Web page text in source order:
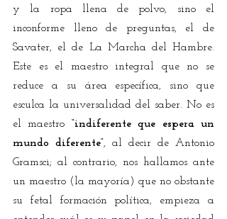
y la ropa llena de polvo, sino el
inconforme lleno de preguntas, el de
Savater, el de La Marcha del Hambre.
Este es el maestro integral que no se
reduce a su área específica, sino que
esculca la universalidad del saber. No es
el maestro “indiferente que espera un
mundo diferente”, al decir de Antonio
Gramsci; al contrario, nos hallamos ante
un maestro (la mayoría) que no obstante
su fetal formación política, empieza a